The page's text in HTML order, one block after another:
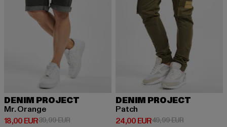
DENIM PROJECT
Mr. Orange
18,00 EUR
Derzeitiger Preis: 18,00 EUR
39,99 EURAktionspreis: 39,99 EUR
DENIM PROJECT
Patch
24,00 EUR
Derzeitiger Preis: 24,00 EUR
49,99 EURAktionspreis: